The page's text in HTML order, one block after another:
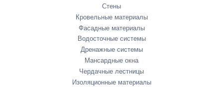
Стены
Кровельные материалы
Фасадные материалы
Водосточные системы
Дренажные системы
Мансардные окна
Чердачные лестницы
Изоляционные материалы